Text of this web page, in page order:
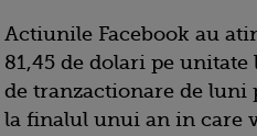
Actiunile Facebook au
81,45 de dolari pe
de tranzactionare de luni
la finalul unui an in care